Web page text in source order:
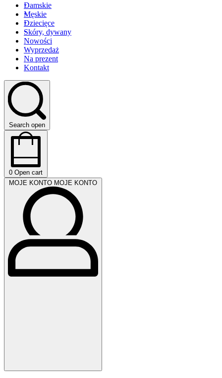
Damskie
Męskie
Dziecięce
Skóry, dywany
Nowości
Wyprzedaż
Na prezent
Kontakt
Search open
0 Open cart
MOJE KONTO MOJE KONTO